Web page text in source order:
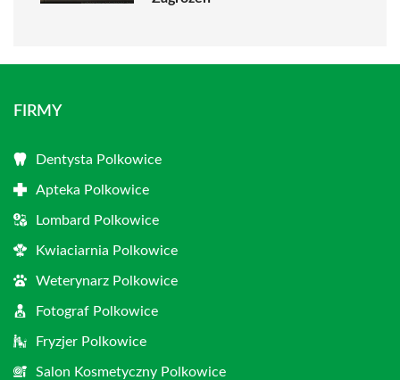
FIRMY
Dentysta Polkowice
Apteka Polkowice
Lombard Polkowice
Kwiaciarnia Polkowice
Weterynarz Polkowice
Fotograf Polkowice
Fryzjer Polkowice
Salon Kosmetyczny Polkowice